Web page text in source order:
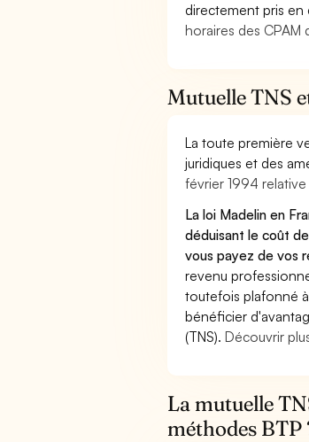
directement pris en
horaires des
Mutuelle TNS
La toute première
juridiques et des
février 1994 relative
La loi Madelin en
déduisant le coût
vous payez de vos
revenu
toutefois plafonné
bénéficier
(TNS).Découvrir
La mutuelle
méthodes BTP